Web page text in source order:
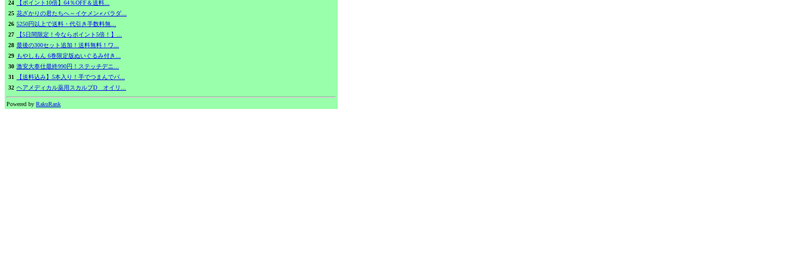
24
【ポイント10倍】64％OFF＆送料...
25 花ざかりの君たちへ～イケメン♂パラダ...
26 5250円以上で送料・代引き手数料無...
27
【5日間限定！今ならポイント5倍！】...
28 最後の300セット追加！送料無料！ワ...
29 もやしもん 6巻限定版ぬいぐるみ付き...
30 激安大奉仕最終990円！ステッチデニ...
31
【送料込み】5本入り！手でつまんでパ...
32 ヘアメディカル薬用スカルプD オイリ...
Powered by RakuRank